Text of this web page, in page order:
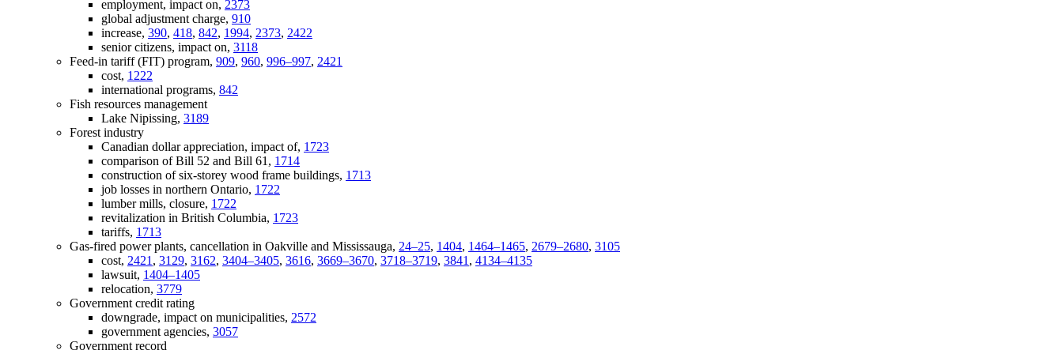
employment, impact on, 2373
global adjustment charge, 910
increase, 390, 418, 842, 1994, 2373, 2422
senior citizens, impact on, 3118
Feed-in tariff (FIT) program, 909, 960, 996–997, 2421
cost, 1222
international programs, 842
Fish resources management
Lake Nipissing, 3189
Forest industry
Canadian dollar appreciation, impact of, 1723
comparison of Bill 52 and Bill 61, 1714
construction of six-storey wood frame buildings, 1713
job losses in northern Ontario, 1722
lumber mills, closure, 1722
revitalization in British Columbia, 1723
tariffs, 1713
Gas-fired power plants, cancellation in Oakville and Mississauga, 24–25, 1404, 1464–1465, 2679–2680, 3105
cost, 2421, 3129, 3162, 3404–3405, 3616, 3669–3670, 3718–3719, 3841, 4134–4135
lawsuit, 1404–1405
relocation, 3779
Government credit rating
downgrade, impact on municipalities, 2572
government agencies, 3057
Government record